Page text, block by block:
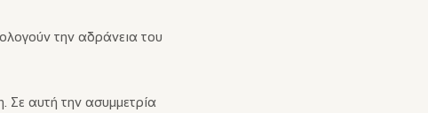
την αδράνεια του
Σε αυτή την ασυμμετρία